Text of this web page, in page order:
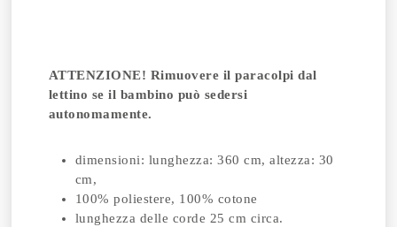
ATTENZIONE! Rimuovere il paracolpi dal
lettino se il bambino può sedersi
autonomamente.
dimensioni: lunghezza: 360 cm, altezza: 30
cm,
100% poliestere, 100% cotone
lunghezza delle corde 25 cm circa.